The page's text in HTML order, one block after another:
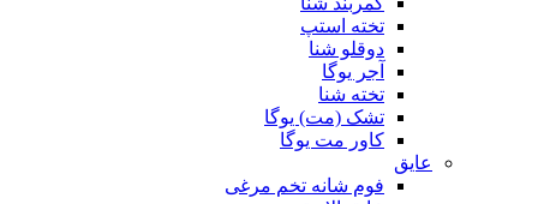
تخته استپ
دوقلو شنا
آجر یوگا
تخته شنا
تشک (مت) یوگا
کاور مت یوگا
عایق
فوم شانه تخم مرغی